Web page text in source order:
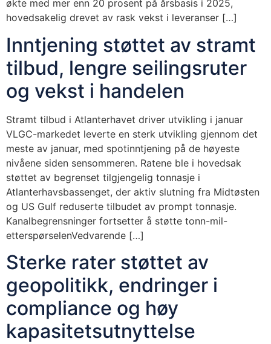
økte med mer enn 20 prosent på årsbasis i 2025,
hovedsakelig drevet av rask vekst i leveranser […]
Inntjening støttet av stramt
tilbud, lengre seilingsruter
og vekst i handelen
Stramt tilbud i Atlanterhavet driver utvikling i januar
VLGC-markedet leverte en sterk utvikling gjennom det
meste av januar, med spotinntjening på de høyeste
nivåene siden sensommeren. Ratene ble i hovedsak
støttet av begrenset tilgjengelig tonnasje i
Atlanterhavsbassenget, der aktiv slutning fra Midtøsten
og US Gulf reduserte tilbudet av prompt tonnasje.
Kanalbegrensninger fortsetter å støtte tonn-mil-
etterspørselenVedvarende […]
Sterke rater støttet av
geopolitikk, endringer i
compliance og høy
kapasitetsutnyttelse